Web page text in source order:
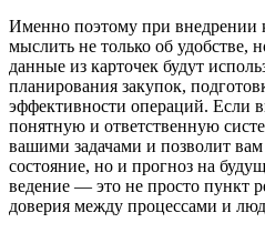
Именно поэтому при внедрении
мыслить не только об удобстве,
данные из карточек будут
планирования закупок,
эффективности операций. Если
понятную и ответственную
вашими задачами и позволит вам
состояние, но и прогноз на
ведение — это не просто пункт
доверия между процессами и